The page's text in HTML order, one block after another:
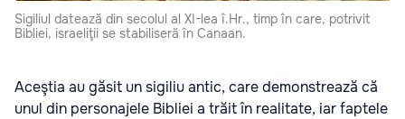
Sigiliul datează din secolul al XI-lea î.Hr., timp în care, potrivit
Bibliei, israeliţii se stabiliseră în Canaan.
Aceştia au găsit un sigiliu antic, care demonstrează că
unul din personajele Bibliei a trăit în realitate, iar faptele